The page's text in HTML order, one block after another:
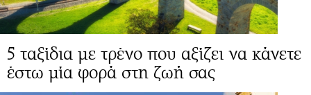
5 ταξίδια με τρένο που αξίζει να κάνετε
έστω μία φορά στη ζωή σας